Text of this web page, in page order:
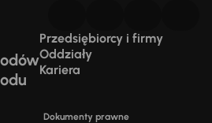
Przedsiębiorcy i firmy
Oddziały
Kariera
Dokumenty prawne